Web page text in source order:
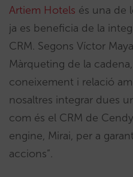
Artiem Hotels és una de
ja es beneficia de la
CRM. Segons Víctor
Màrqueting de la
coneixement i relació
nosaltres integrar dues
com és el CRM de
engine, Mirai, per a
accions”.